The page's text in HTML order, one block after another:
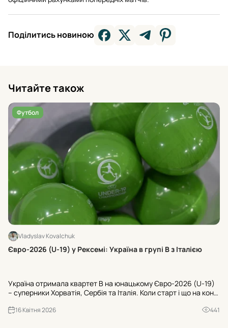
Поділитись новиною
Читайте також
Футбол
Vladyslav Kovalchuk
Євро-2026 (U-19) у Рексемі: Україна в групі В з Італією
Україна отримала квартет В на юнацькому Євро-2026 (U-19)
– суперники Хорватія, Сербія та Італія. Коли старт і що на кону
16 Квітня 2026 441